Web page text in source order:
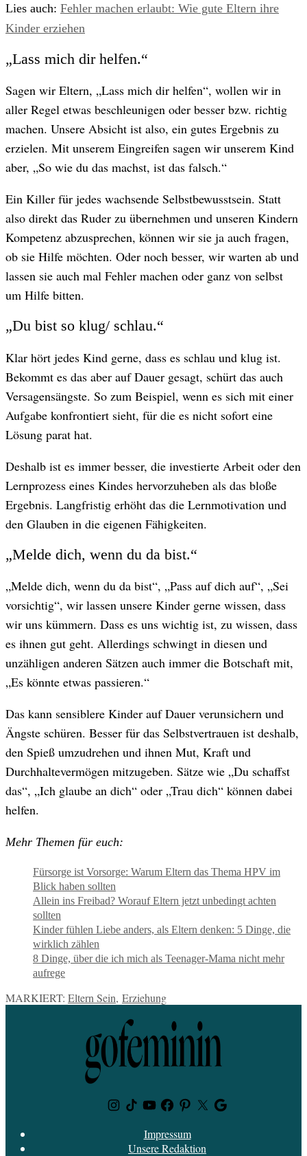
Lies auch: Fehler machen erlaubt: Wie gute Eltern ihre
Kinder erziehen
„Lass mich dir helfen.“
Sagen wir Eltern, „Lass mich dir helfen“, wollen wir in
aller Regel etwas beschleunigen oder besser bzw. richtig
machen. Unsere Absicht ist also, ein gutes Ergebnis zu
erzielen. Mit unserem Eingreifen sagen wir unserem Kind
aber, „So wie du das machst, ist das falsch.“
Ein Killer für jedes wachsende Selbstbewusstsein. Statt
also direkt das Ruder zu übernehmen und unseren Kindern
Kompetenz abzusprechen, können wir sie ja auch fragen,
ob sie Hilfe möchten. Oder noch besser, wir warten ab und
lassen sie auch mal Fehler machen oder ganz von selbst
um Hilfe bitten.
„Du bist so klug/ schlau.“
Klar hört jedes Kind gerne, dass es schlau und klug ist.
Bekommt es das aber auf Dauer gesagt, schürt das auch
Versagensängste. So zum Beispiel, wenn es sich mit einer
Aufgabe konfrontiert sieht, für die es nicht sofort eine
Lösung parat hat.
Deshalb ist es immer besser, die investierte Arbeit oder den
Lernprozess eines Kindes hervorzuheben als das bloße
Ergebnis. Langfristig erhöht das die Lernmotivation und
den Glauben in die eigenen Fähigkeiten.
„Melde dich, wenn du da bist.“
„Melde dich, wenn du da bist“, „Pass auf dich auf“, „Sei
vorsichtig“, wir lassen unsere Kinder gerne wissen, dass
wir uns kümmern. Dass es uns wichtig ist, zu wissen, dass
es ihnen gut geht. Allerdings schwingt in diesen und
unzähligen anderen Sätzen auch immer die Botschaft mit,
„Es könnte etwas passieren.“
Das kann sensiblere Kinder auf Dauer verunsichern und
Ängste schüren. Besser für das Selbstvertrauen ist deshalb,
den Spieß umzudrehen und ihnen Mut, Kraft und
Durchhaltevermögen mitzugeben. Sätze wie „Du schaffst
das“, „Ich glaube an dich“ oder „Trau dich“ können dabei
helfen.
Mehr Themen für euch:
Fürsorge ist Vorsorge: Warum Eltern das Thema HPV im
Blick haben sollten
Allein ins Freibad? Worauf Eltern jetzt unbedingt achten
sollten
Kinder fühlen Liebe anders, als Eltern denken: 5 Dinge, die
wirklich zählen
8 Dinge, über die ich mich als Teenager-Mama nicht mehr
aufrege
MARKIERT: Eltern Sein, Erziehung
Instagram
TikTokYoutubeFacebook
PinterestTwitterGoogle
Impressum
Unsere Redaktion